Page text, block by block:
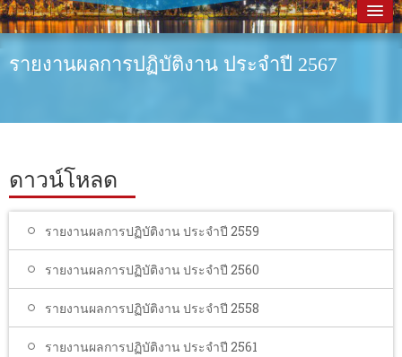
หน้าหลัก
ประชาสัมพันธ์
โรงเรียนในสังกัด
บริการประชาชน
ITA
ติดต่อเทศบาล
รายงานผลการปฏิบัติงาน ประจำปี 2567
ดาวน์โหลด
รายงานผลการปฏิบัติงาน ประจำปี 2559
รายงานผลการปฏิบัติงาน ประจำปี 2560
รายงานผลการปฏิบัติงาน ประจำปี 2558
รายงานผลการปฏิบัติงาน ประจำปี 2561